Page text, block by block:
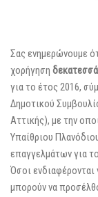
Σας ενημερώνουμε
χορήγηση
για το έτος 2016,
Δημοτικού
Αττικής), με την
Υπαίθριου
επαγγελμάτων για
Όσοι
μπορούν να